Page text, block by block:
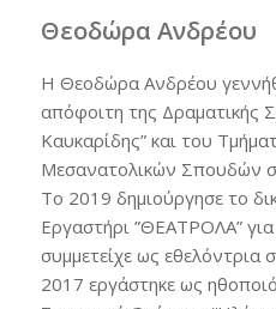
Θεοδώρα Ανδρέου
Η Θεοδώρα Ανδρέου
απόφοιτη της Δραματικής
Καυκαρίδης” και του
Μεσανατολικών Σπουδών
Το 2019 δημιούργησε το
Εργαστήρι ”ΘΕΑΤΡΟΛΑ”
συμμετείχε ως εθελόντρια
2017 εργάστηκε ως